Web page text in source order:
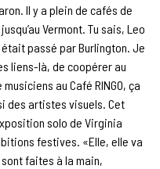
Il y a plein de cafés de
Vermont. Tu sais, Leo
passé par Burlington. Je
liens-là, de coopérer au
au Café RINGO, ça
des artistes visuels. Cet
solo de Virginia
festives. «Elle, elle va
faites à la main,